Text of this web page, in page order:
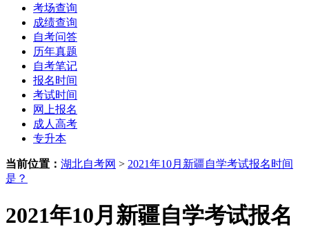
考场查询
成绩查询
自考问答
历年真题
自考笔记
报名时间
考试时间
网上报名
成人高考
专升本
当前位置： 湖北自考网 > 2021年10月新疆自学考试报名时间
是？
2021年10月新疆自学考试报名